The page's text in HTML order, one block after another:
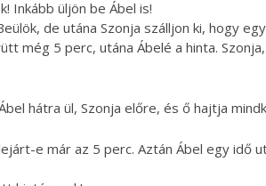
Inkább üljön be Ábel is!
de utána Szonja szálljon ki, hogy
még 5 perc, utána Ábelé a hinta.
hátra ül, Szonja előre, és ő hajtja
e már az 5 perc. Aztán Ábel egy idő